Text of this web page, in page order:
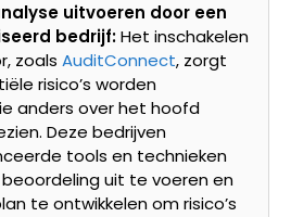
uitvoeren door een
bedrijf:Het inschakelen
zoals AuditConnect, zorgt
risico’s worden
anders over het hoofd
Deze bedrijven
tools en technieken
uit te voeren en
te ontwikkelen om risico’s